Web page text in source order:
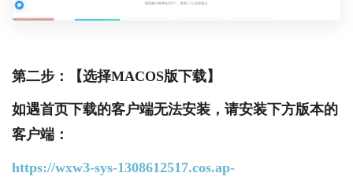
第二步：【选择MACOS版下载】
如遇首页下载的客户端无法安装，请安装下方版本的
客户端：
https://wxw3-sys-1308612517.cos.ap-